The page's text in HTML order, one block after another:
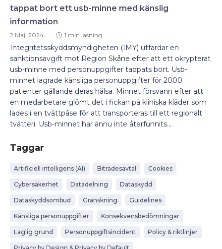
tappat bort ett usb-minne med känslig
information
2 Maj, 2024 1 min läsning
Integritetsskyddsmyndigheten (IMY) utfärdar en
sanktionsavgift mot Region Skåne efter att ett okrypterat
usb-minne med personuppgifter tappats bort. Usb-
minnet lagrade känsliga personuppgifter för 2000
patienter gällande deras hälsa. Minnet försvann efter att
en medarbetare glömt det i fickan på kliniska kläder som
lades i en tvättpåse för att transporteras till ett regionalt
tvätteri. Usb-minnet har ännu inte återfunnits....
Taggar
Artificiell intelligens (AI) Biträdesavtal Cookies
Cybersäkerhet Datadelning Dataskydd
Dataskyddsombud Granskning Guidelines
Känsliga personuppgifter Konsekvensbedömningar
Laglig grund Personuppgiftsincident Policy & riktlinjer